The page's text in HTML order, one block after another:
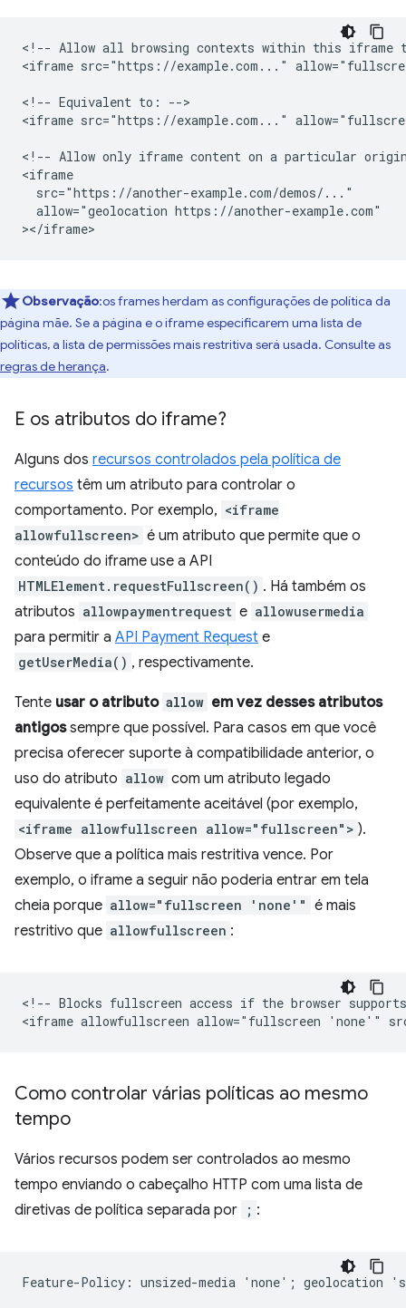
<!-- Allow all browsing contexts within this iframe
<iframe src="https://example.com..."
<!-- Equivalent to: -->
<iframe src="https://example.com..."
<!-- Allow only iframe content on a particular
<iframe
  src="https://another-example.com/demos/..."
  allow="geolocation https://another-example.com"
Observação:os frames herdam as configurações de política da
página mãe. Se a página e o iframe especificarem uma lista de
políticas, a lista de permissões mais restritiva será usada. Consulte as
regras de herança.
E os atributos do iframe?
Alguns dos recursos controlados pela política de
recursos têm um atributo para controlar o
comportamento. Por exemplo, <iframe
allowfullscreen> é um atributo que permite que o
conteúdo do iframe use a API
HTMLElement.requestFullscreen() . Há também os
atributos allowpaymentrequest e allowusermedia
para permitir a API Payment Request e
getUserMedia() , respectivamente.
Tente usar o atributo allow em vez desses atributos
antigossempre que possível. Para casos em que você
precisa oferecer suporte à compatibilidade anterior, o
uso do atributo allow com um atributo legado
equivalente é perfeitamente aceitável (por exemplo,
<iframe allowfullscreen allow="fullscreen"> ).
Observe que a política mais restritiva vence. Por
exemplo, o iframe a seguir não poderia entrar em tela
cheia porque allow="fullscreen 'none'" é mais
restritivo que allowfullscreen :
<!-- Blocks fullscreen access if the browser
Como controlar várias políticas ao mesmo
tempo
Vários recursos podem ser controlados ao mesmo
tempo enviando o cabeçalho HTTP com uma lista de
diretivas de política separada por
; :